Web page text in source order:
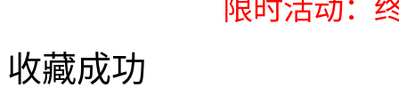
限时活动：
收藏成功